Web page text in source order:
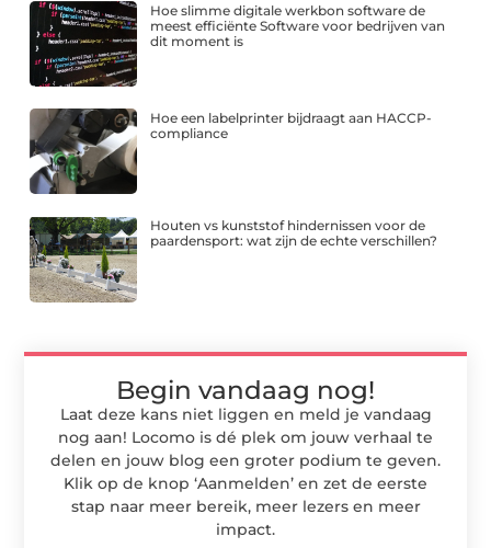
Hoe slimme digitale werkbon software de
meest efficiënte Software voor bedrijven van
dit moment is
Hoe een labelprinter bijdraagt aan HACCP-
compliance
Houten vs kunststof hindernissen voor de
paardensport: wat zijn de echte verschillen?
Begin vandaag nog!
Laat deze kans niet liggen en meld je vandaag
nog aan! Locomo is dé plek om jouw verhaal te
delen en jouw blog een groter podium te geven.
Klik op de knop ‘Aanmelden’ en zet de eerste
stap naar meer bereik, meer lezers en meer
impact.